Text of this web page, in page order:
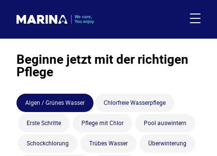
Beginne jetzt mit der richtigen
Pflege
Algen / Grünes Wasser Chlorfreie Wasserpflege
Erste Schritte Pflege mit Chlor Pool auswintern
Schockchlorung Trübes Wasser Überwinterung